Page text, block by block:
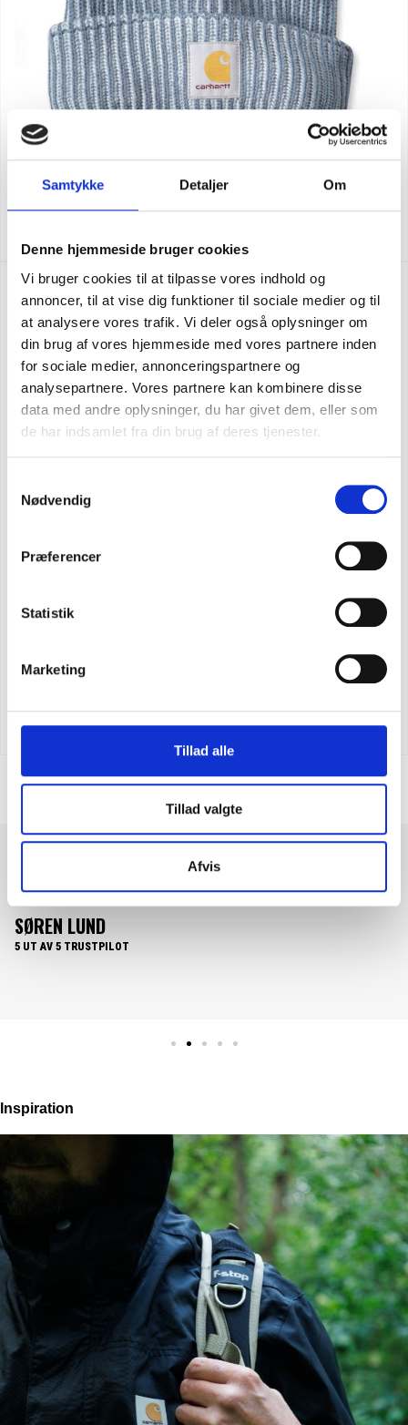
Samtykke Detaljer Om
Denne hjemmeside bruger cookies
Vi bruger cookies til at tilpasse vores indhold og
annoncer, til at vise dig funktioner til sociale medier og til
at analysere vores trafik. Vi deler også oplysninger om
din brug af vores hjemmeside med vores partnere inden
for sociale medier, annonceringspartnere og
analysepartnere. Vores partnere kan kombinere disse
data med andre oplysninger, du har givet dem, eller som
de har indsamlet fra din brug af deres tjenester.
Nødvendig
Præferencer
Statistik
Marketing
Tillad alle
Tillad valgte
Afvis
Carhartt ribstickad mössa med logo
NY FÄRG
SEK 448,75m. moms
SEK 359,00u. moms
Det är inte sista gången jag handlar på Feiber.se
SØREN LUND
5 UT AV 5 TRUSTPILOT
Inspiration